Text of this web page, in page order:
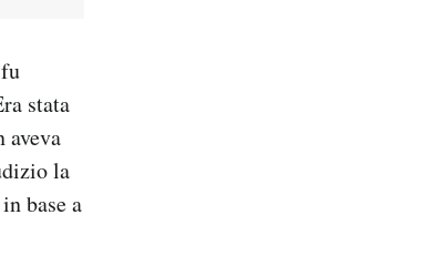
stata
aveva
la
base a